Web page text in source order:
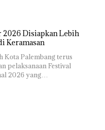
2026 Disiapkan Lebih
Keramasan
Kota Palembang terus
pelaksanaan Festival
2026 yang…